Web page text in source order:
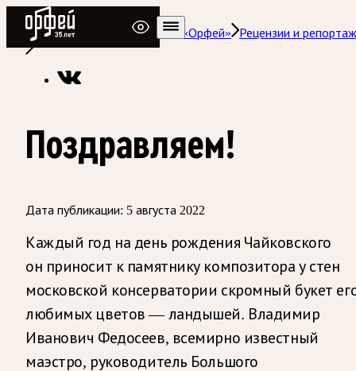
Радио Орфей
Радио классической музыки «Орфей»
Рецензии и
Поздравляем!
Дата публикации: 5 августа 2022
Каждый год на день рождения Чайковского
он приносит к памятнику композитора у стен
московской консерватории скромный букет
любимых цветов — ландышей. Владимир
Иванович Федосеев, всемирно известный
маэстро, руководитель Большого